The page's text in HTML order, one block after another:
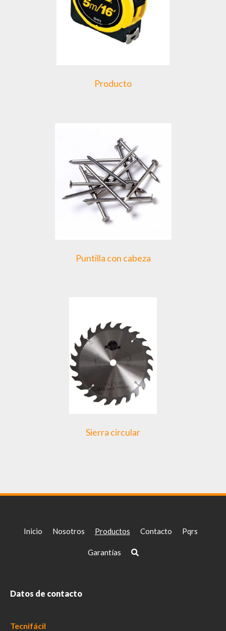
Producto
Puntilla con cabeza
Sierra circular
Inicio Nosotros Productos Contacto Pqrs
Garantías
Datos de contacto
Tecnifácil